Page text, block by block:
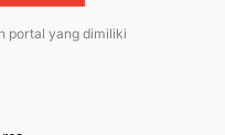
portal yang dimiliki